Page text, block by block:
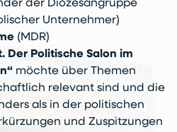
der Diözesangruppe
Unternehmer)
(MDR)
Der Politische Salon im
möchte über Themen
relevant sind und die
als in der politischen
und Zuspitzungen